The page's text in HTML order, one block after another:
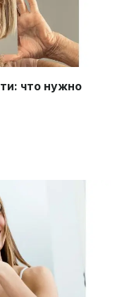
что нужно